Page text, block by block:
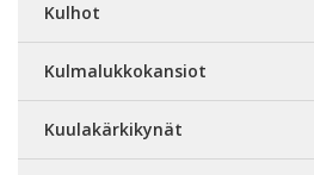
Kulhot
Kulmalukkokansiot
Kuulakärkikynät